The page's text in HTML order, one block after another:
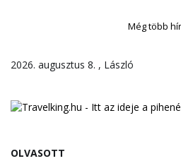
Még több hír
2026. augusztus 8. , László
OLVASOTT